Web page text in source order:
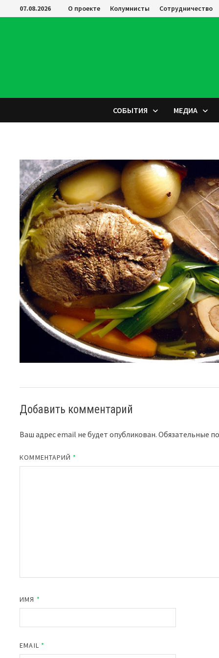
Перейти
к
07.08.2026 О проекте Колумнисты Сотрудничество
СОБЫТИЯ МЕДИА
Добавить комментарий
Ваш адрес email не будет опубликован. Обязательные
КОММЕНТАРИЙ *
ИМЯ *
EMAIL *